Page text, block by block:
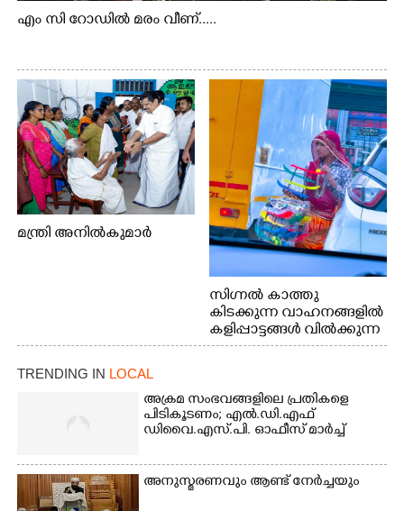
എം സി റോഡിൽ മരം വീണ്.....
മന്ത്രി അനിൽകുമാർ
സിഗ്നൽ കാത്തു
കിടക്കുന്ന വാഹനങ്ങളിൽ
കളിപ്പാട്ടങ്ങൾ വിൽക്കുന്ന
നാടോടി യുവതി. ഇടപ്പള്ളി
TRENDING IN LOCAL
അക്രമ സംഭവങ്ങളിലെ പ്രതികളെ
പിടികൂടണം; എൽ.ഡി.എഫ്
ഡിവൈ.എസ്.പി. ഓഫീസ് മാർച്ച്
അനുസ്മരണവും ആണ്ട് നേർച്ചയും